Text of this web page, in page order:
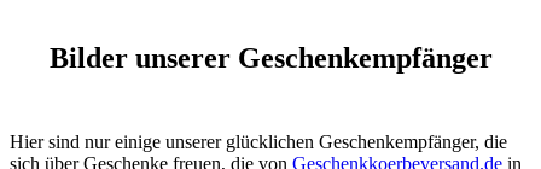
Bilder unserer Geschenkempfänger
Hier sind nur einige unserer glücklichen Geschenkempfänger, die
sich über Geschenke freuen, die von Geschenkkoerbeversand.de in